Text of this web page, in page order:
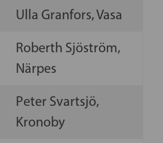
Ulla Granfors, Vasa
Roberth Sjöström,
Närpes
Peter Svartsjö,
Kronoby